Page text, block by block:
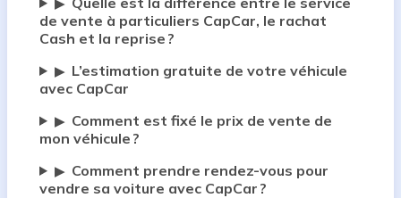
▶
de vente à particuliers CapCar, le rachat
Cash et la reprise ?
▶ L’estimation gratuite de votre véhicule
avec CapCar
▶ Comment est fixé le prix de vente de
mon véhicule ?
▶ Comment prendre rendez-vous pour
vendre sa voiture avec CapCar ?